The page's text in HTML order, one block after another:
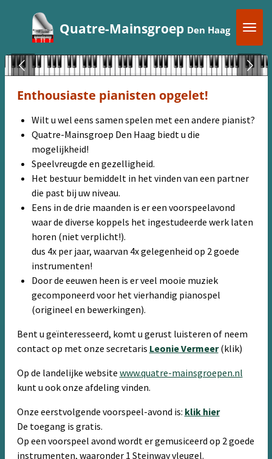
de
hoofdinhoud
Quatre-Mainsgroep Den Haag
Enthousiaste pianisten opgelet!
Wilt u wel eens samen spelen met een andere pianist?
Quatre-Mainsgroep Den Haag biedt u die
mogelijkheid!
Speelvreugde en gezelligheid.
Het bestuur bemiddelt in het vinden van een partner
die past bij uw niveau.
Eens in de drie maanden is er een voorspeelavond
waar de diverse koppels het ingestudeerde werk laten
horen (niet verplicht!).
dus 4x per jaar, waarvan 4x gelegenheid op 2 goede
instrumenten!
Door de eeuwen heen is er veel mooie muziek
gecomponeerd voor het vierhandig pianospel
(origineel en bewerkingen).
Bent u geïnteresseerd, komt u gerust luisteren of neem
contact op met onze secretaris Leonie Vermeer (klik)
Op de landelijke website www.quatre-mainsgroepen.nl
kunt u ook onze afdeling vinden.
Onze eerstvolgende voorspeel-avond is: klik hier
De toegang is gratis.
Op een voorspeel avond wordt er gemusiceerd op 2 goede
instrumenten, waaronder 1 Steinway vleugel.